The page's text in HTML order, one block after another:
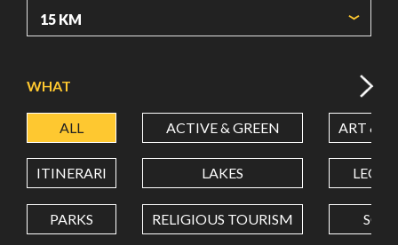
LATITUDE
LONGITUDE
WHAT
ALL ACTIVE & GREEN ART &
ITINERARI LAKES
PARKS RELIGIOUS TOURISM